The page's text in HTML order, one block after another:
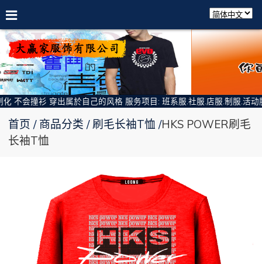
会撞衫 穿出属於自己的风格 服务项目: 班系服.社服.店服.制服.活动服.
首页 商品分类 刷毛长袖T恤 HKS POWER刷毛
长袖T恤